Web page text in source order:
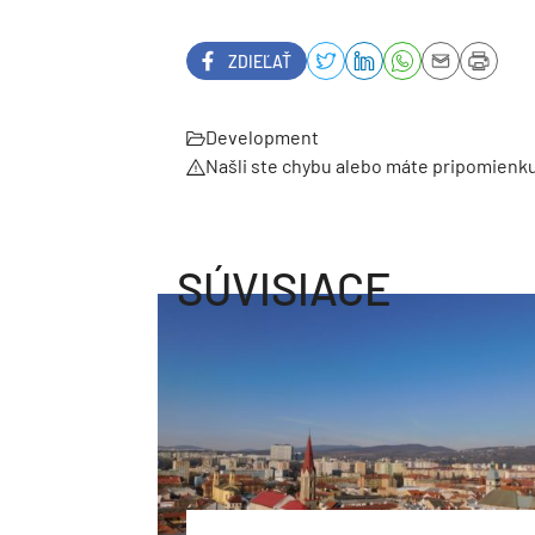
ZDIEĽAŤ
Development
Našli ste chybu alebo máte
SÚVISIACE